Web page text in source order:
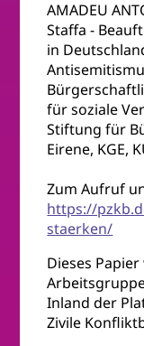
AMADEU
Staffa -
in
für soziale
Stiftung für
Eirene, KGE,
Zum Aufruf
https://
staerken/
Dieses
Inland der
Zivile